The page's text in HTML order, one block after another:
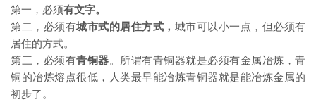
第一，必须有文字。
第二，必须有城市式的居住方式， 城市可以小一点，但必须有
居住的方式。
第三，必须有青铜器。所谓有青铜器就是必须有金属冶炼，青
铜的冶炼熔点很低，人类最早能冶炼青铜器就是能冶炼金属的
初步了。
切换注册
我们将发送一封验证邮件至你的邮箱, 请正确填写以完成账号注
册和激活